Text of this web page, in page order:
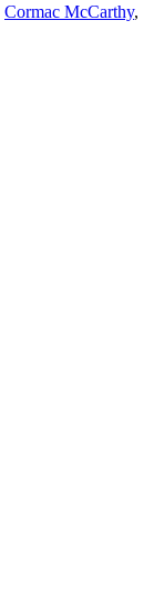
Cormac McCarthy,